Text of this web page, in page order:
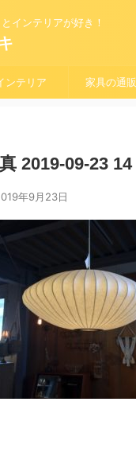
インテリアが好き！
ンテリア 家具の通
2019-09-23
年9月23日